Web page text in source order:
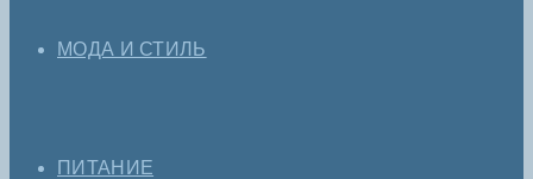
МОДА И СТИЛЬ
ПИТАНИЕ